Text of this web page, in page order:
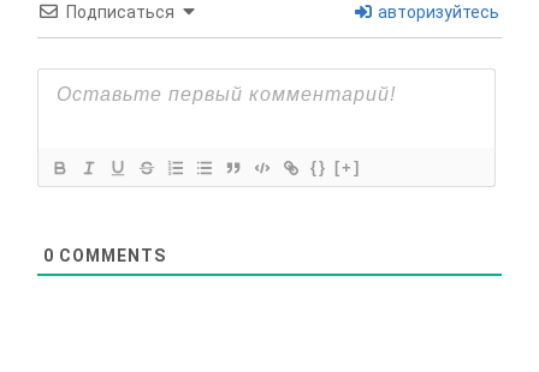
Подписаться авторизуйтесь
{} [+]
0 COMMENTS